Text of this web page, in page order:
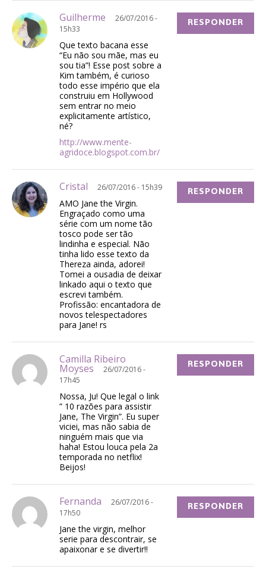
Guilherme
26/07/2016 -
15h33
Que texto bacana esse
“Eu não sou mãe, mas eu
sou tia”! Esse post sobre a
Kim também, é curioso
todo esse império que ela
construiu em Hollywood
sem entrar no meio
explicitamente artístico,
né?
http://www.mente-
agridoce.blogspot.com.br/
RESPONDER
Cristal 26/07/2016 - 15h39
AMO Jane the Virgin.
Engraçado como uma
série com um nome tão
tosco pode ser tão
lindinha e especial. Não
tinha lido esse texto da
Thereza ainda, adorei!
Tomei a ousadia de deixar
linkado aqui o texto que
escrevi também.
Profissão: encantadora de
novos telespectadores
para Jane! rs
RESPONDER
Camilla Ribeiro
Moyses
26/07/2016 -
17h45
Nossa, Ju! Que legal o link
” 10 razões para assistir
Jane, The Virgin”. Eu super
viciei, mas não sabia de
ninguém mais que via
haha! Estou louca pela 2a
temporada no netflix!
Beijos!
RESPONDER
Fernanda
26/07/2016 -
17h50
Jane the virgin, melhor
serie para descontrair, se
apaixonar e se divertir!!
RESPONDER